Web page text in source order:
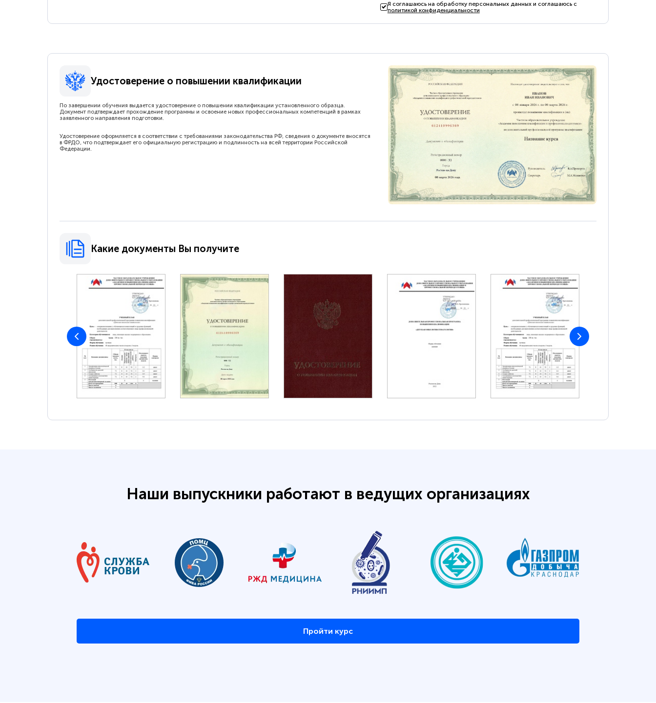
Я соглашаюсь на обработку персональных данных и соглашаюсь с
политикой конфиденциальности
Удостоверение о повышении квалификации
По завершении обучения выдается удостоверение о повышении квалификации установленного образца.
Документ подтверждает прохождение программы и освоение новых профессиональных компетенций в рамках
заявленного направления подготовки.
Удостоверение оформляется в соответствии с требованиями законодательства РФ, сведения о документе вносятся
в ФРДО, что подтверждает его официальную регистрацию и подлинность на всей территории Российской
Федерации.
Какие документы Вы получите
Наши выпускники работают в ведущих организациях
Пройти курс